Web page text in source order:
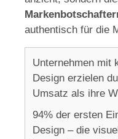
authentisch für die
Unternehmen mit
Design erzielen
Umsatz als ihre
94% der ersten
Design – die